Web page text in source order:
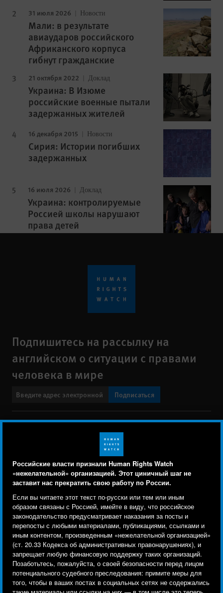
Российские власти признали Human Rights Watch
«нежелательной» организацией. Этот циничный шаг не
заставит нас прекратить свою работу по России.
Если вы читаете этот текст по-русски или тем или иным
образом связаны с Россией, имейте в виду, что российское
законодательство предусматривает наказания за посты и
перепосты с любыми материалами, публикациями, ссылками и
иным контентом, произведенным «нежелательной организацией»
(ст. 20.33 Кодекса об административных правонарушениях), и
запрещает любую финансовую поддержку таких организаций.
Позаботьтесь, пожалуйста, о своей безопасности перед лицом
потенциального судебного преследования: примите меры для
того, чтобы в ваших постах в социальных сетях не содержались
31 июля 2026 Новости
Мали: в результате
авиаударов российского
Африканского корпуса
гибнут гражданские
21 октября 2022 Доклад
Украина: В Изюме
российские военные пытали
задержанных жителей
16 декабря 2015 Новости
Сирия: Истории погибших
задержанных
16 июля 2026 Доклад
Украина: контролируемые
Россией школы нарушают
права детей
Подпишитесь на рассылку на
английском о ситуации с правами
человека в мире
Подписаться
Свяжитесь с нами
menu
Заявление о политике конфиденциальности
Карта сайта
Text Version
© 2026 Human Rights Watch
Human Rights Watch| 350 Fifth Avenue, 34th Floor | New York,NY
10118-3299USA|t1.212.290.4700
Human Rights Watchis a 501(C)(3) nonprofit registered in the US
under EIN: 13-2875808
Human Rights Watch cookie preferences
Мы используем файлы cookie, технологии
отслеживания и сторонние аналитические
инструменты, чтобы лучше понять, кто посещает
сайт, и улучшить ваш опыт взаимодействия с ним.
Используя наш сайт, вы соглашаетесь с этим.
Ознакомьтесь с нашей политикой
конфиденциальности,чтобы узнать, для чего
используются файлы cookie и как изменить ваши